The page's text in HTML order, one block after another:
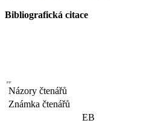
Bibliografická citace
Názory čtenářů
Známka čtenářů
EB